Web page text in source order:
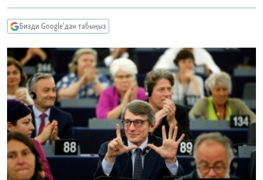
ДАНИСТЕ
ЭЖЕ-СИҢДИЛЕР
АЗАТТЫК+
ЫҢГАЙСЫЗ СУРООЛОР
Русский
ОНЛАЙН ШЕРИНЕ
ЭЕ/АРнун бардык сайттары
Бизди Google'дан табыңыз